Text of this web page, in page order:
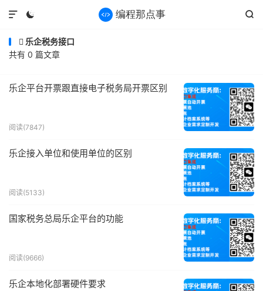
 

 乐企税务接口
共有 0 篇文章
乐企平台开票跟直接电子税务局开票区别
阅读(7847)
乐企接入单位和使用单位的区别
阅读(5133)
国家税务总局乐企平台的功能
阅读(9666)
乐企本地化部署硬件要求